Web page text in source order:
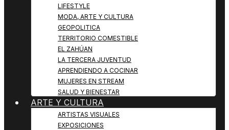
LIFESTYLE
MODA, ARTE Y CULTURA
GEOPOLITICA
TERRITORIO COMESTIBLE
EL ZAHÚAN
LA TERCERA JUVENTUD
APRENDIENDO A COCINAR
MUJERES EN STREAM
SALUD Y BIENESTAR
ARTE Y CULTURA
ARTISTAS VISUALES
EXPOSICIONES